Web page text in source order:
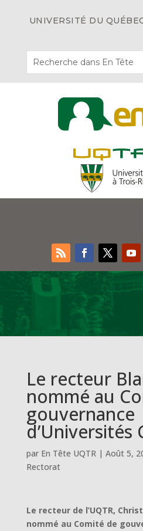
UNIVERSITÉ DU
Le recteur
nommé au
gouvernance
d’Universités
par En Tête UQTR| Août 5,
Rectorat
Le recteur de l’UQTR,
nommé au Comité de